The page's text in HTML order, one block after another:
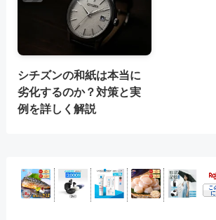
シチズンの和紙は本当に
劣化するのか？対策と実
例を詳しく解説